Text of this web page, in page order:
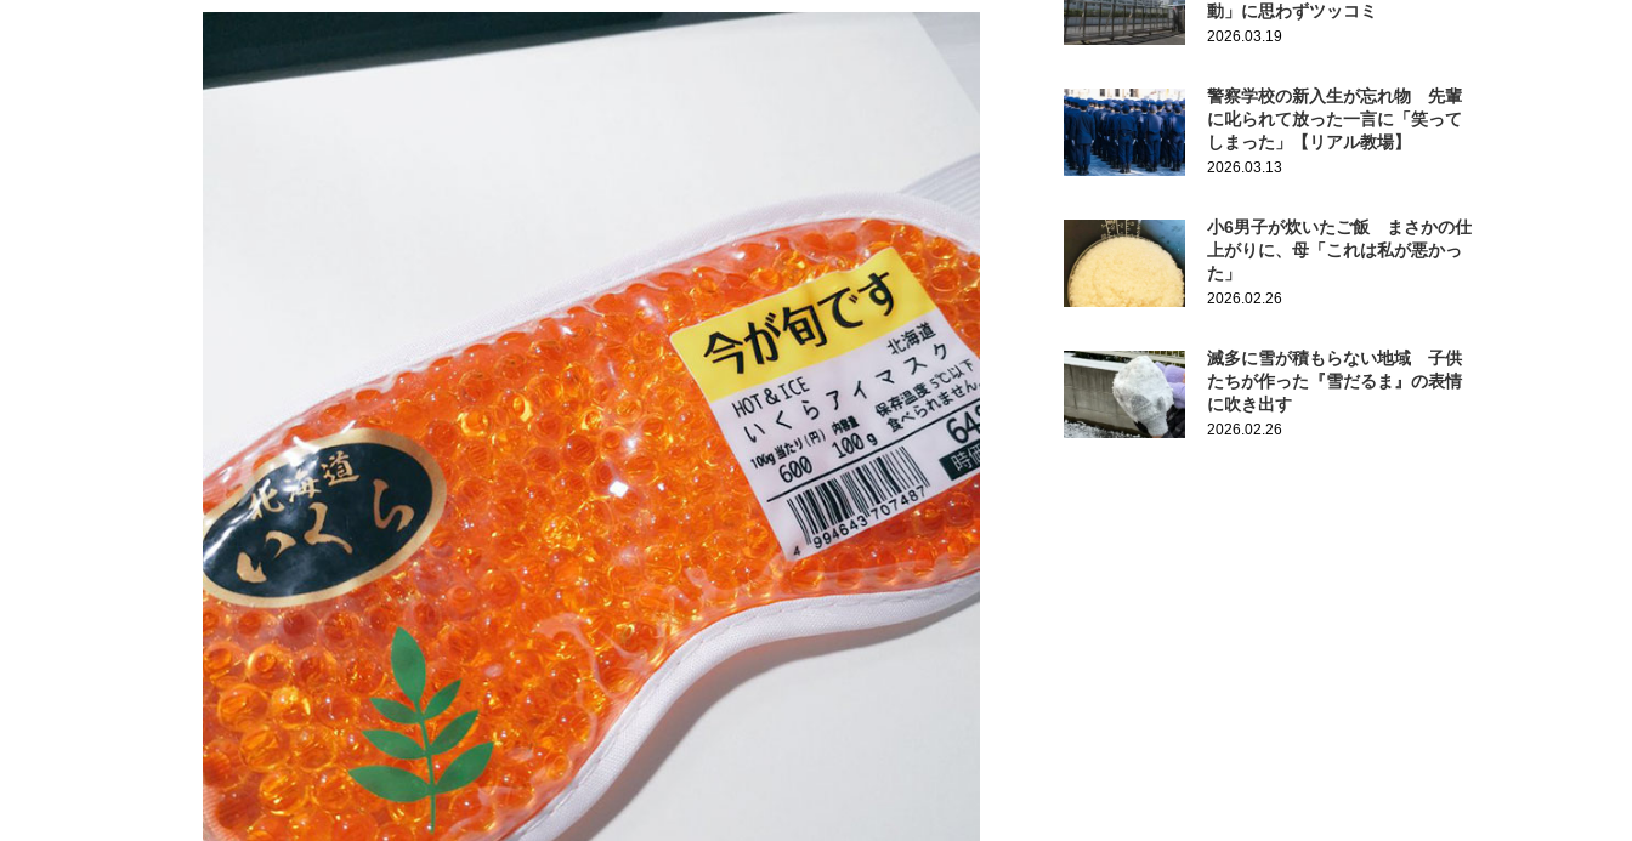
動」に思わずツッコミ
2026.03.19
警察学校の新入生が忘れ物 先輩
に叱られて放った一言に「笑って
しまった」【リアル教場】
2026.03.13
小6男子が炊いたご飯 まさかの仕
上がりに、母「これは私が悪かっ
た」
2026.02.26
滅多に雪が積もらない地域 子供
たちが作った『雪だるま』の表情
に吹き出す
2026.02.26